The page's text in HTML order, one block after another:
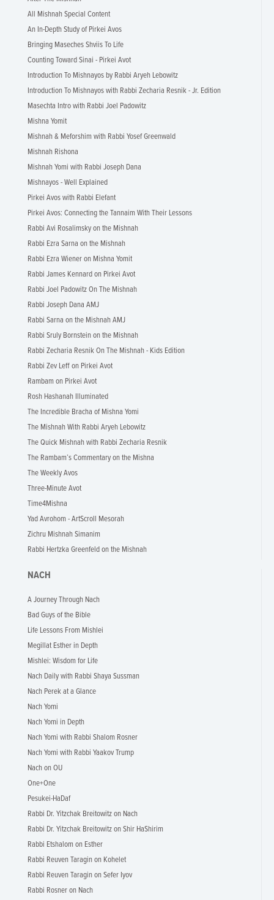
All Mishnah Special Content
An In-Depth Study of Pirkei Avos
Bringing Maseches Shviis To Life
Counting Toward Sinai - Pirkei Avot
Introduction To Mishnayos by Rabbi Aryeh Lebowitz
Introduction To Mishnayos with Rabbi Zecharia Resnik - Jr. Edition
Masechta Intro with Rabbi Joel Padowitz
Mishna Yomit
Mishnah & Meforshim with Rabbi Yosef Greenwald
Mishnah Rishona
Mishnah Yomi with Rabbi Joseph Dana
Mishnayos - Well Explained
Pirkei Avos with Rabbi Elefant
Pirkei Avos: Connecting the Tannaim With Their Lessons
Rabbi Avi Rosalimsky on the Mishnah
Rabbi Ezra Sarna on the Mishnah
Rabbi Ezra Wiener on Mishna Yomit
Rabbi James Kennard on Pirkei Avot
Rabbi Joel Padowitz On The Mishnah
Rabbi Joseph Dana AMJ
Rabbi Sarna on the Mishnah AMJ
Rabbi Sruly Bornstein on the Mishnah
Rabbi Zecharia Resnik On The Mishnah - Kids Edition
Rabbi Zev Leff on Pirkei Avot
Rambam on Pirkei Avot
Rosh Hashanah Illuminated
The Incredible Bracha of Mishna Yomi
The Mishnah With Rabbi Aryeh Lebowitz
The Quick Mishnah with Rabbi Zecharia Resnik
The Rambam’s Commentary on the Mishna
The Weekly Avos
Three-Minute Avot
Time4Mishna
Yad Avrohom - ArtScroll Mesorah
Zichru Mishnah Simanim
Rabbi Hertzka Greenfeld on the Mishnah
NACH
A Journey Through Nach
Bad Guys of the Bible
Life Lessons From Mishlei
Megillat Esther in Depth
Mishlei: Wisdom for Life
Nach Daily with Rabbi Shaya Sussman
Nach Perek at a Glance
Nach Yomi
Nach Yomi in Depth
Nach Yomi with Rabbi Shalom Rosner
Nach Yomi with Rabbi Yaakov Trump
Nach on OU
One+One
Pesukei-HaDaf
Rabbi Dr. Yitzchak Breitowitz on Nach
Rabbi Dr. Yitzchak Breitowitz on Shir HaShirim
Rabbi Etshalom on Esther
Rabbi Reuven Taragin on Kohelet
Rabbi Reuven Taragin on Sefer Iyov
Rabbi Rosner on Nach